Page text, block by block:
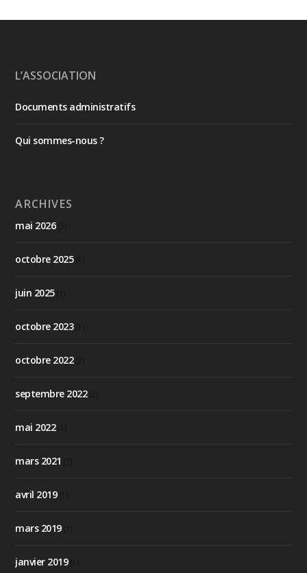
L’ASSOCIATION
Documents administratifs
Qui sommes-nous ?
ARCHIVES
mai 2026(5)
octobre 2025(1)
juin 2025(1)
octobre 2023(1)
octobre 2022(2)
septembre 2022(2)
mai 2022(1)
mars 2021
avril 2019(1)
mars 2019(1)
janvier 2019(1)